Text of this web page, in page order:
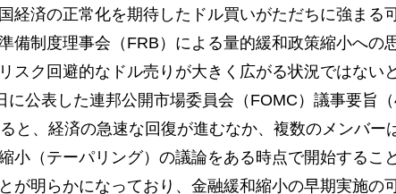
経済の正常化を期待したドル買いがただちに強まる
備制度理事会（FRB）による量的緩和政策縮小への
スク回避的なドル売りが大きく広がる状況ではない
に公表した連邦公開市場委員会（FOMC）議事要旨
と、経済の急速な回復が進むなか、複数のメンバー
小（テーパリング）の議論をある時点で開始するこ
が明らかになっており、金融緩和縮小の早期実施の